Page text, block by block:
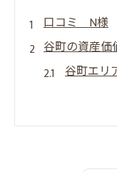
口コミ N様
谷町の資産価
谷町エリ
失敗し